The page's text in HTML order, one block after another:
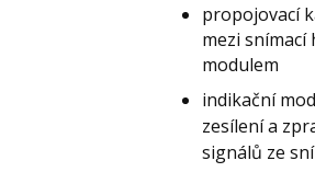
propojovací
mezi snímací
modulem
indikační
zesílení a
signálů ze